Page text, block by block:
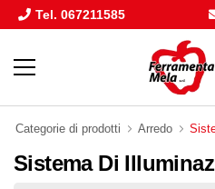
Tel. 067211585
Categorie di prodotti Arredo
Sistema Di